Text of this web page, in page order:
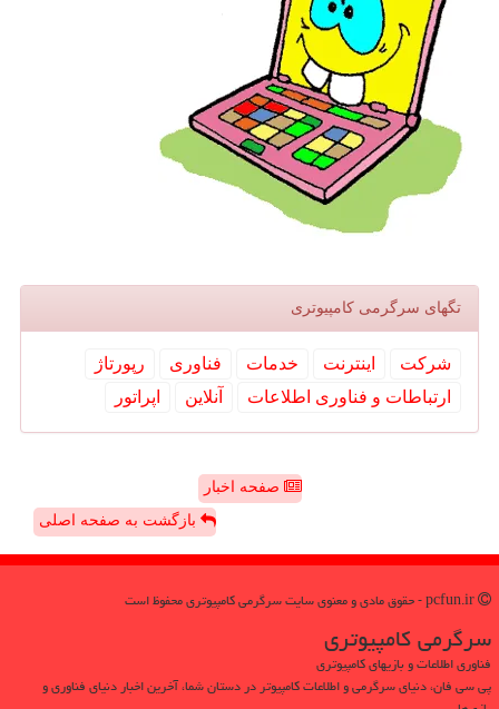
تگهای سرگرمی كامپیوتری
شركت اینترنت خدمات فناوری
رپورتاژ
ارتباطات و فناوری اطلاعات
آنلاین اپراتور
صفحه اخبار
بازگشت به صفحه اصلی
سرگرمی كامپیوتری
فناوری اطلاعات و بازیهای کامپیوتری
پی سی فان، دنیای سرگرمی و اطلاعات کامپیوتر در دستان شما، آخرین اخبار دنیای فناوری و